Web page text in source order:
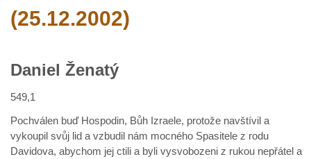
(25.12.2002)
Daniel Ženatý
549,1
Pochválen buď Hospodin, Bůh Izraele, protože navštívil a
vykoupil svůj lid a vzbudil nám mocného Spasitele z rodu
Davidova, abychom jej ctili a byli vysvobozeni z rukou nepřátel a